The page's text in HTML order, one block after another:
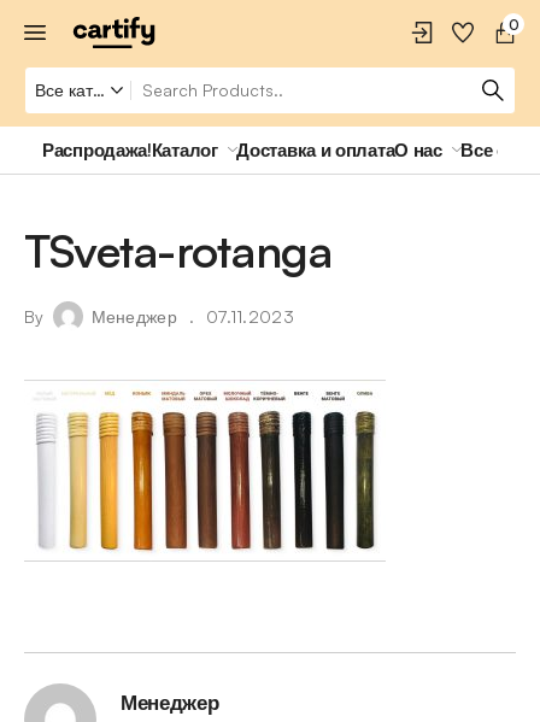
0
Распродажа!Каталог Доставка и оплатаО нас Все о
TSveta-rotanga
By Менеджер 07.11.2023
Менеджер